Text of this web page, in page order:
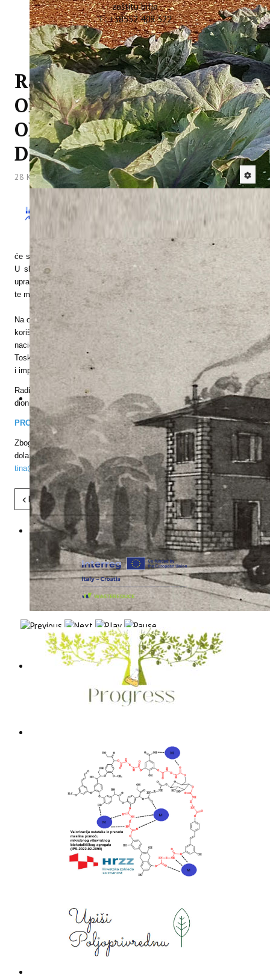
zaštitu bilja
T: +38552 408 322
Radionica „POKAZATELJI
ODRŽIVOG TURIZMA
OBALNIH TURISTIČKIH
DESTINACIJA“
28 Kolovoz 2018 Hitova: 4144
na radionicu projekta
MITOMED+
„POKAZATELJI ODRŽIVOG TURIZMA
OBALNIH TURISTIČKIH DESTINACIJA“ koja
će se održati
u utorak, 4. rujna 2018. u Poreču, u Hotelu Flores
U sklopu radionice organizirat će se dva okrugla stola posvećena
upravljanju podacima u cilju unaprjeđenja i održivog razvoja turizma
te modelu “Zelena plaža”.
Na okruglim stolovima raspravljat će se o konkretnim primjerima
korištenja, tumačenja i upravljanja podacima vezanim uz turizam na
nacionalnoj i međunarodnoj razini te iznijeti primjeri iz Regije
Toskane, Katalonije, s Cipra i iz Istarske županije u kojima se testira
i implementira model “Zelena plaža”.
Radionica je namijenjena jedinicama lokalne samouprave i svim
dionicima koji sudjeluju u razvoju obalnih turističkih destinacija.
PROGRAM RADIONICE
Zbog ograničenog broja sudionika, molimo Vas da potvrdite svoj
dolazak najkasnije do petka, 31. kolovoza 2018., na e-mail adresu:
tina@iptpo.hr ili broj telefona 052/408-308.
Pret Sljedeće